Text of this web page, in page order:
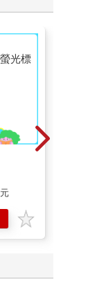
元